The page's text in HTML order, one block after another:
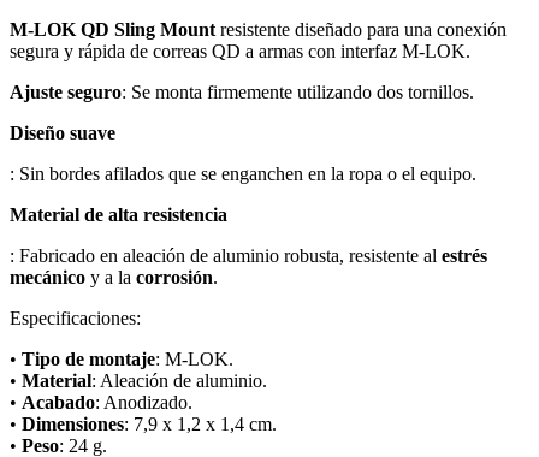
M-LOK QD Sling Mount resistente diseñado para una conexión
segura y rápida de correas QD a armas con interfaz M-LOK.
Ajuste seguro: Se monta firmemente utilizando dos tornillos.
Diseño suave
: Sin bordes afilados que se enganchen en la ropa o el equipo.
Material de alta resistencia
: Fabricado en aleación de aluminio robusta, resistente al estrés
mecánico y a la corrosión.
Especificaciones:
• Tipo de montaje: M-LOK.
• Material: Aleación de aluminio.
• Acabado: Anodizado.
• Dimensiones: 7,9 x 1,2 x 1,4 cm.
• Peso: 24 g.